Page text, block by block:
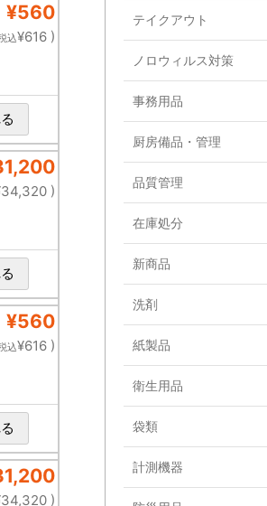
¥560
込¥616 )
)
¥560
込¥616 )
)
テイクアウト
ノロウィルス対策
事務用品
厨房備品・管理
品質管理
在庫処分
新商品
洗剤
紙製品
衛生用品
袋類
計測機器